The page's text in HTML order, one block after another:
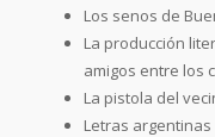
Los senos de
La producción
amigos entre los
La pistola del
Letras argentinas